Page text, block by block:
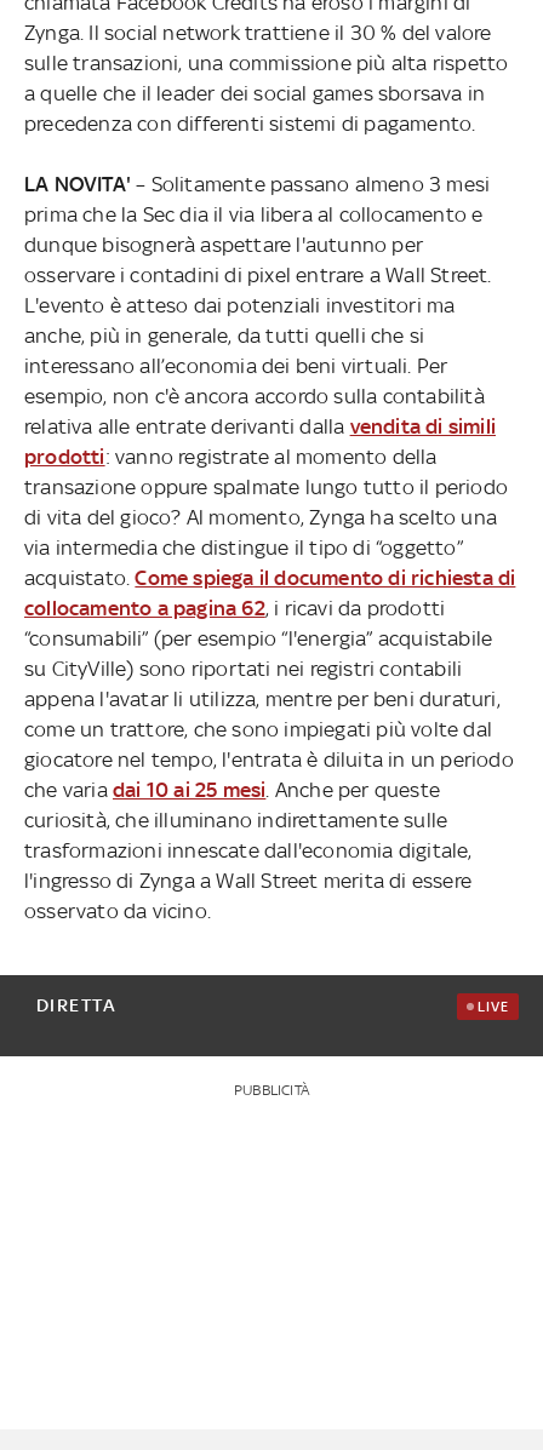
Zynga. Il social network trattiene il 30 % del valore
sulle transazioni, una commissione più alta rispetto
a quelle che il leader dei social games sborsava in
precedenza con differenti sistemi di pagamento.
LA NOVITA' – Solitamente passano almeno 3 mesi
prima che la Sec dia il via libera al collocamento e
dunque bisognerà aspettare l'autunno per
osservare i contadini di pixel entrare a Wall Street.
L'evento è atteso dai potenziali investitori ma
anche, più in generale, da tutti quelli che si
interessano all’economia dei beni virtuali. Per
esempio, non c'è ancora accordo sulla contabilità
relativa alle entrate derivanti dalla vendita di simili
prodotti: vanno registrate al momento della
transazione oppure spalmate lungo tutto il periodo
di vita del gioco? Al momento, Zynga ha scelto una
via intermedia che distingue il tipo di “oggetto”
acquistato.Come spiega il documento di richiesta di
collocamento a pagina 62, i ricavi da prodotti
“consumabili” (per esempio “l'energia” acquistabile
su CityVille) sono riportati nei registri contabili
appena l'avatar li utilizza, mentre per beni duraturi,
come un trattore, che sono impiegati più volte dal
giocatore nel tempo, l'entrata è diluita in un periodo
che varia dai 10 ai 25 mesi . Anche per queste
curiosità, che illuminano indirettamente sulle
trasformazioni innescate dall'economia digitale,
l'ingresso di Zynga a Wall Street merita di essere
osservato da vicino.
DIRETTA LIVE
PUBBLICITÀ